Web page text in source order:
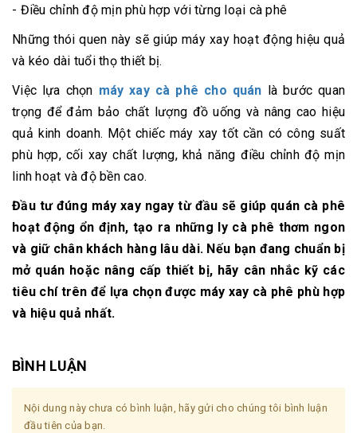
- Điều chỉnh độ mịn phù hợp với từng loại cà phê
Những thói quen này sẽ giúp máy xay hoạt động hiệu quả
và kéo dài tuổi thọ thiết bị.
Việc lựa chọn máy xay cà phê cho quán là bước quan
trọng để đảm bảo chất lượng đồ uống và nâng cao hiệu
quả kinh doanh. Một chiếc máy xay tốt cần có công suất
phù hợp, cối xay chất lượng, khả năng điều chỉnh độ mịn
linh hoạt và độ bền cao.
Đầu tư đúng máy xay ngay từ đầu sẽ giúp quán cà phê
hoạt động ổn định, tạo ra những ly cà phê thơm ngon
và giữ chân khách hàng lâu dài. Nếu bạn đang chuẩn bị
mở quán hoặc nâng cấp thiết bị, hãy cân nhắc kỹ các
tiêu chí trên để lựa chọn được máy xay cà phê phù hợp
và hiệu quả nhất.
BÌNH LUẬN
Nội dung này chưa có bình luận, hãy gửi cho chúng tôi bình luận
đầu tiên của bạn.